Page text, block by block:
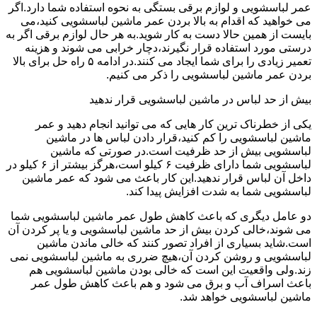
عمر لباسشویی و لوازم برقی بستگی به نحوه استفاده شما دارد.اگر
می خواهید که اقدام به بالا بردن عمر ماشین لباسشویی کنید،می
بایست از همین حالا دست به کار شوید.به هر حال لوازم برقی اگر به
درستی مورد استفاده قرار نگیرند،دچار خرابی می شوند و هزینه
تعمیر زیادی را برای شما ایجاد می کنند.در ادامه ۵ راه حل برای بالا
بردن عمر ماشین لباسشویی را ذکر می کنیم.
بیش از حد لباس در ماشین لباسشویی قرار ندهید
یکی از خطرناک ترین کار هایی که می توانید انجام دهید و عمر
ماشین لباسشویی را کم کنید،قرار دادن لباس ها در ماشین
لباسشویی بیش از حد ظرفیت است.در صورتی که ماشین
لباسشویی شما دارای ظرفیت ۶ کیلو است،هرگز بیشتر از ۶ کیلو در
داخل آن لباس قرار ندهید.این کار باعث می شود که عمر ماشین
لباسشویی شما به شدت افزایش پیدا کند.
دو عامل دیگری که باعث کاهش طول عمر ماشین لباسشویی شما
می شوند،خالی کردن بیش از حد ماشین لباسشویی و یا پر کردن آن
است.شاید بسیاری از افراد تصور کنند که خالی ماندن ماشین
لباسشویی و روشن کردن آن،هیچ ضرری به ماشین لباسشویی نمی
زند.ولی واقعیت این است که خالی بودن ماشین لباسشویی هم
باعث اسراف آب و برق می شود و هم باعث کاهش طول عمر
ماشین لباسشویی خواهد شد.